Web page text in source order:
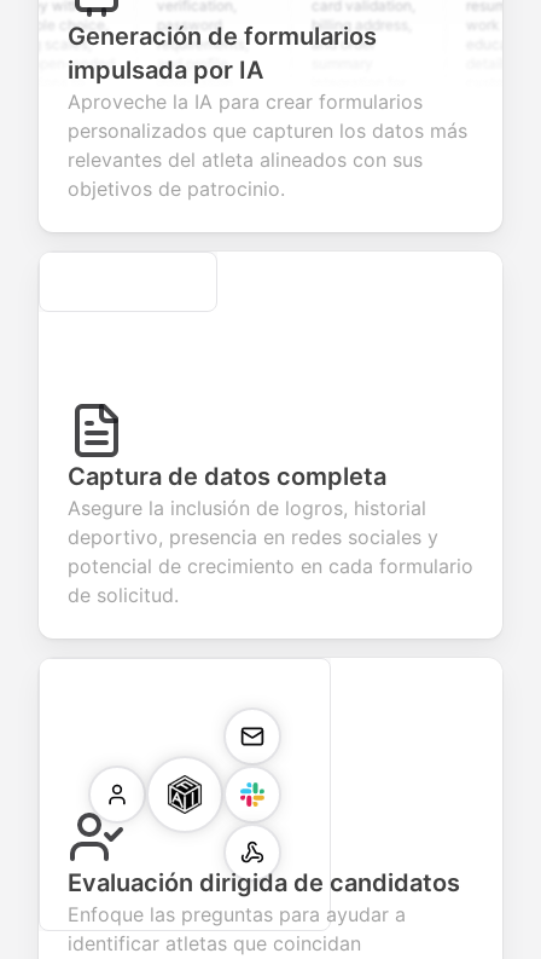
with
choice,
ended
valuable
products or
verification,
password
requirements,
and profile
information
fields for
seamless
account
creation.
card validation,
billing address,
and order
smooth e-
commerce
transactions.
resume upload,
questions for
efficient
Generación de formularios
impulsada por IA
Aproveche la IA para crear formularios
personalizados que capturen los datos más
relevantes del atleta alineados con sus
objetivos de patrocinio.
Secure
Captura de datos completa
Asegure la inclusión de logros, historial
deportivo, presencia en redes sociales y
potencial de crecimiento en cada formulario
de solicitud.
Evaluación dirigida de candidatos
Enfoque las preguntas para ayudar a
identificar atletas que coincidan